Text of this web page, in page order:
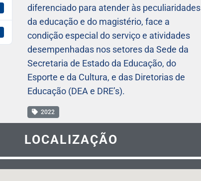
diferenciado para atender às peculiaridades
da educação e do magistério, face a
condição especial do serviço e atividades
desempenhadas nos setores da Sede da
Secretaria de Estado da Educação, do
Esporte e da Cultura, e das Diretorias de
Educação (DEA e DRE’s).
2022
LOCALIZAÇÃO